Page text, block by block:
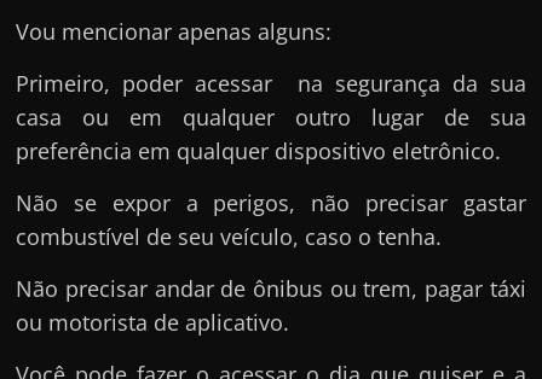
n
s
o
u
m
g
a
Vou mencionar apenas alguns:
Primeiro, poder acessar na segurança da sua
casa ou em qualquer outro lugar de sua
preferência em qualquer dispositivo eletrônico.
Não se expor a perigos, não precisar gastar
combustível de seu veículo, caso o tenha.
Não precisar andar de ônibus ou trem, pagar táxi
ou motorista de aplicativo.